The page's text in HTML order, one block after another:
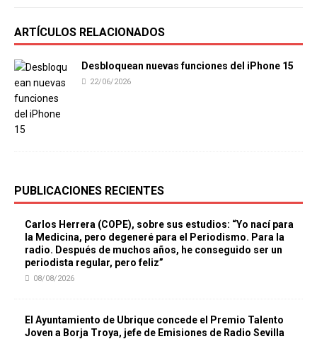
ARTÍCULOS RELACIONADOS
Desbloquean nuevas funciones del iPhone 15
22/06/2026
PUBLICACIONES RECIENTES
Carlos Herrera (COPE), sobre sus estudios: “Yo nací para
la Medicina, pero degeneré para el Periodismo. Para la
radio. Después de muchos años, he conseguido ser un
periodista regular, pero feliz”
08/08/2026
El Ayuntamiento de Ubrique concede el Premio Talento
Joven a Borja Troya, jefe de Emisiones de Radio Sevilla